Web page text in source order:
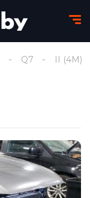
Q7 II (4M)